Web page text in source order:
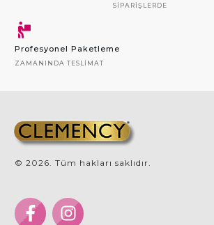
SIPARIŞLERDE
Profesyonel Paketleme
ZAMANINDA TESLIMAT
© 2026 . Tüm hakları saklıdır.